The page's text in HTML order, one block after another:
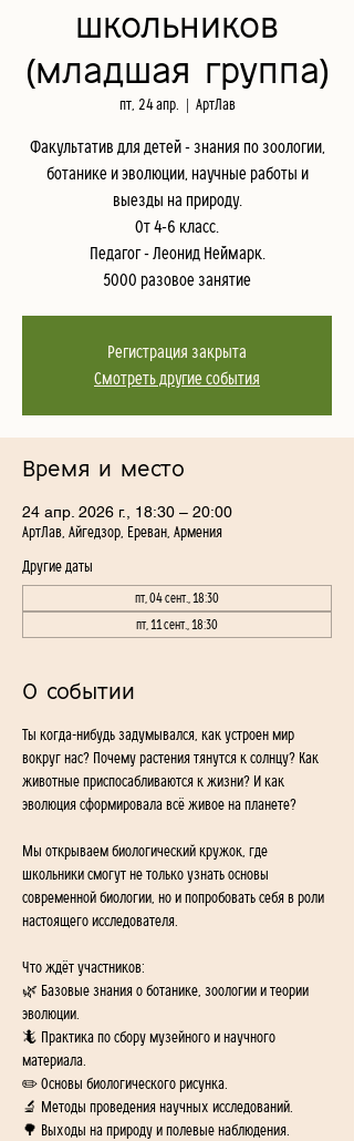
школьников
(младшая группа)
пт, 24 апр. АртЛав
Факультатив для детей - знания по зоологии,
ботанике и эволюции, научные работы и
выезды на природу.
От 4-6 класс.
Педагог - Леонид Неймарк.
5000 разовое занятие
Регистрация закрыта
Смотреть другие события
Время и место
24 апр. 2026 г., 18:30 – 20:00
АртЛав, Айгедзор, Ереван, Армения
Другие даты
пт, 04 сент., 18:30
пт, 11 сент., 18:30
О событии
Ты когда-нибудь задумывался, как устроен мир
вокруг нас? Почему растения тянутся к солнцу? Как
животные приспосабливаются к жизни? И как
эволюция сформировала всё живое на планете?
Мы открываем биологический кружок, где
школьники смогут не только узнать основы
современной биологии, но и попробовать себя в роли
настоящего исследователя.
Что ждёт участников:
🌿 Базовые знания о ботанике, зоологии и теории
эволюции.
🦎 Практика по сбору музейного и научного
материала.
✏️ Основы биологического рисунка.
🔬 Методы проведения научных исследований.
🌳 Выходы на природу и полевые наблюдения.